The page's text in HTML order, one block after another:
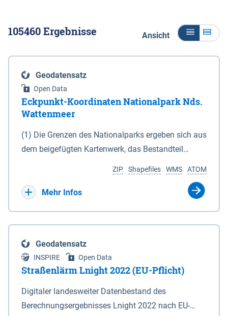
105460Ergebnisse Ansicht
Geodatensatz
Open Data
Eckpunkt-Koordinaten Nationalpark Nds.
Wattenmeer
(1) Die Grenzen des Nationalparks ergeben sich aus
dem beigefügten Kartenwerk, das Bestandteil
(DTK) im Maßstab 1 : 100 000 (Anlage 2), 2.
verkleinerte Amtliche Karte 1 : 5 000 (AK5) im
projizierte Koordinaten im Europäischen
Terrestrischen Referenzsystem 1989 (ETRS 89) mit
der Universalen Transversalen Mercator-Abbildung
bezogen auf die Zone 32 N (UTM 32N) dargestellt
(Anlage 4); Gleiches gilt für die geografischen
ATOM
WMS
Shapefiles
ZIP
Mehr Infos
Geodatensatz
INSPIRE Open Data
Straßenlärm Lnight 2022 (EU-Pflicht)
Digitaler landesweiter Datenbestand des
Berechnungsergebnisses Lnight 2022 nach EU-